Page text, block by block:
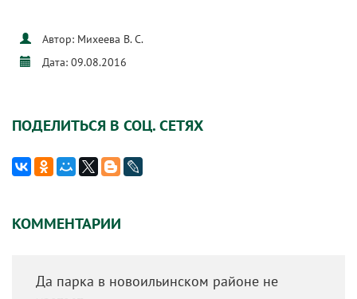
Автор: Михеева В. С.
Дата: 09.08.2016
ПОДЕЛИТЬСЯ В СОЦ. СЕТЯХ
КОММЕНТАРИИ
Да парка в новоильинском районе не